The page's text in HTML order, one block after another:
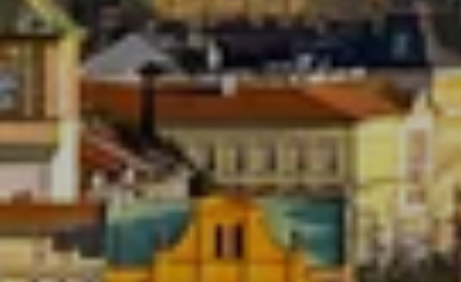
NEZAŘAZENÉ